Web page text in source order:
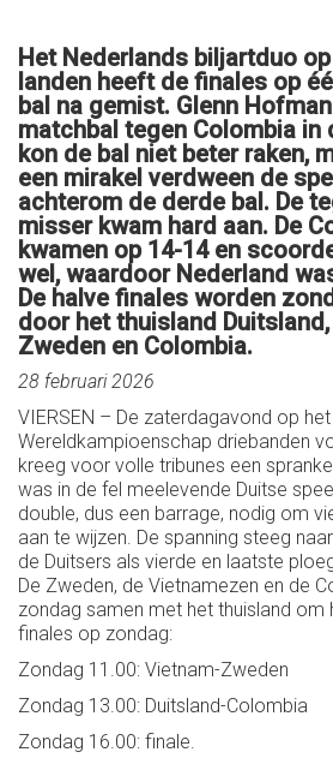
Het Nederlands biljartduo
landen heeft de finales op
bal na gemist. Glenn
matchbal tegen Colombia in
kon de bal niet beter raken,
een mirakel verdween de
achterom de derde bal. De
misser kwam hard aan. De
kwamen op 14-14 en
wel, waardoor Nederland
De halve finales worden
door het thuisland
Zweden en Colombia.
28 februari 2026
VIERSEN – De zaterdagavond op het
Wereldkampioenschap driebanden
kreeg voor volle tribunes een
was in de fel meelevende Duitse
double, dus een barrage, nodig om
aan te wijzen. De spanning steeg
de Duitsers als vierde en laatste
De Zweden, de Vietnamezen en de
zondag samen met het thuisland om
finales op zondag:
Zondag 11.00: Vietnam-Zweden
Zondag 13.00: Duitsland-Colombia
Zondag 16.00: finale.